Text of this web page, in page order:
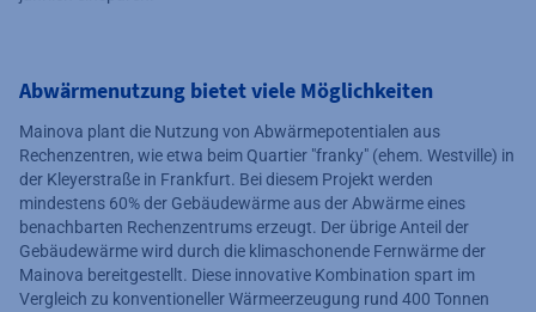
Abwärmenutzung bietet viele Möglichkeiten
Mainova plant die Nutzung von Abwärmepotentialen aus
Rechenzentren, wie etwa beim Quartier "franky" (ehem. Westville) in
der Kleyerstraße in Frankfurt. Bei diesem Projekt werden
mindestens 60% der Gebäudewärme aus der Abwärme eines
benachbarten Rechenzentrums erzeugt. Der übrige Anteil der
Gebäudewärme wird durch die klimaschonende Fernwärme der
Mainova bereitgestellt. Diese innovative Kombination spart im
Vergleich zu konventioneller Wärmeerzeugung rund 400 Tonnen